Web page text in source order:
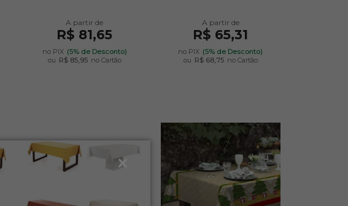
R$ 81,65
no PIX (5% de Desconto)
ou R$ 85,95 no Cartão
R$ 65,31
no PIX (5% de Desconto)
ou R$ 68,75 no Cartão